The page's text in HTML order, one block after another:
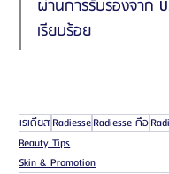
ผ่านการรับรองจาก
เรียบร้อย
เรเดียสRadiesseRadiesse คือ
Beauty Tips
Skin & Promotion